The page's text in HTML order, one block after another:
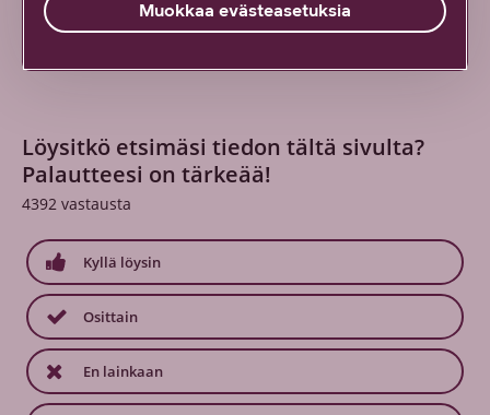
Löysitkö etsimäsi tiedon tältä sivulta?
Palautteesi on tärkeää!
4392 vastausta
Kyllä löysin
Osittain
En lainkaan
Muokkaa evästeasetuksia